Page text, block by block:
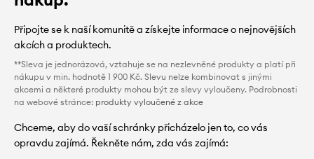
Připojte se k naší komunitě a získejte informace o nejnovějších
akcích a produktech.
**Sleva je jednorázová, vztahuje se na nezlevněné produkty a platí při
nákupu v min. hodnotě 1 900 Kč. Slevu nelze kombinovat s jinými
akcemi a některé produkty mohou být ze slevy vyloučeny. Podrobnosti
na webové stránce: produkty vyloučené z akce
Chceme, aby do vaší schránky přicházelo jen to, co vás
opravdu zajímá. Řekněte nám, zda vás zajímá: